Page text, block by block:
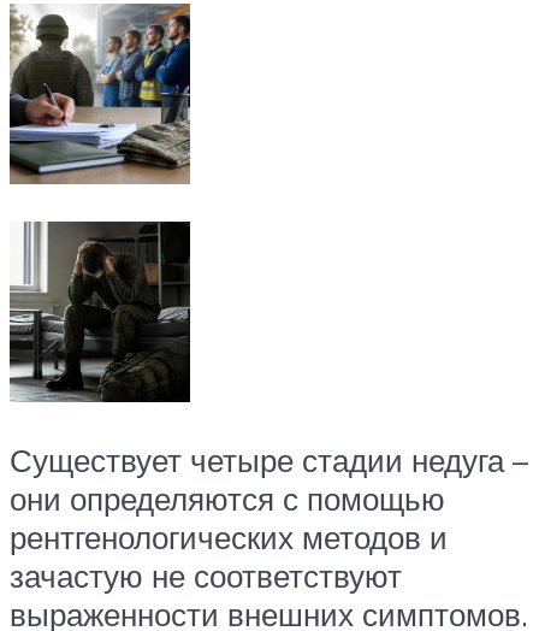
Существует четыре стадии недуга –
они определяются с помощью
рентгенологических методов и
зачастую не соответствуют
выраженности внешних симптомов.